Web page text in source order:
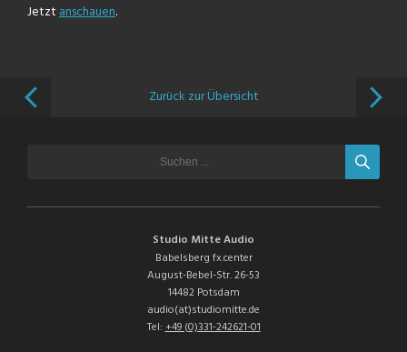
Jetztanschauen.
Zurück zur Übersicht
Studio Mitte Audio
Babelsberg fx.center
August-Bebel-Str. 26-53
14482 Potsdam
audio(at)studiomitte.de
Tel:+49 (0)331-242621-01